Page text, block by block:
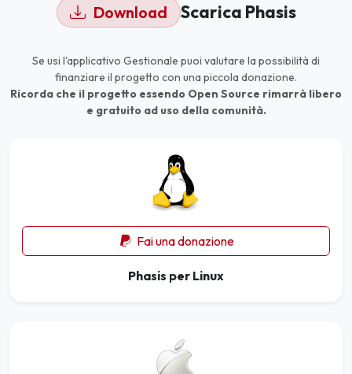
Download Scarica Phasis
Se usi l'applicativo Gestionale puoi valutare la possibilità di
finanziare il progetto con una piccola donazione.
Ricorda che il progetto essendo Open Source rimarrà libero
e gratuito ad uso della comunità.
Fai una donazione
Phasis per Linux